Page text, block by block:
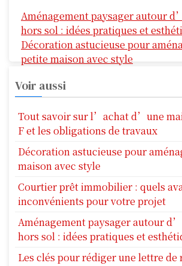
a
v
i
g
a
t
i
o
n
d
e
Aménagement paysager autour
hors sol : idées pratiques et
Décoration astucieuse pour
petite maison avec style
Voir aussi
Tout savoir sur l’achat d’une
F et les obligations de travaux
Décoration astucieuse pour
maison avec style
Courtier prêt immobilier : quels
inconvénients pour votre projet
Aménagement paysager autour
hors sol : idées pratiques et
Les clés pour rédiger une lettre